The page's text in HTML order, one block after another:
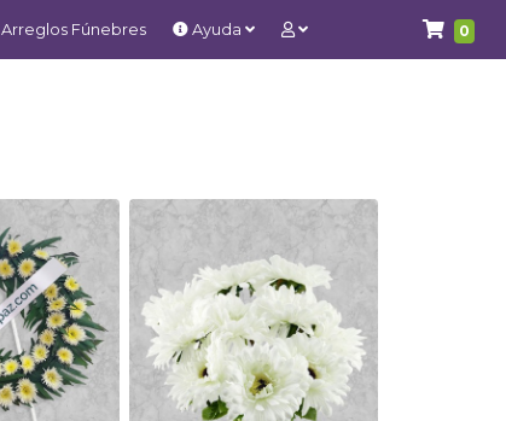
0
Arreglos Fúnebres Ayuda